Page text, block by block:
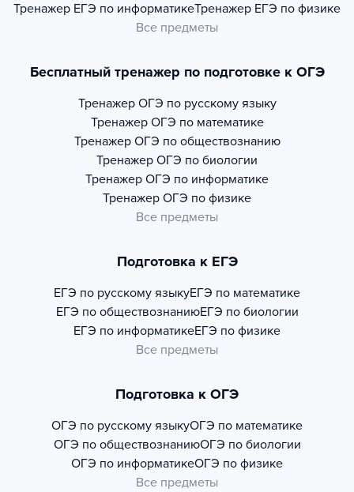
Тренажер ЕГЭ по информатикеТренажер ЕГЭ по физике
Все предметы
Бесплатный тренажер по подготовке к ОГЭ
Тренажер ОГЭ по русскому языку
Тренажер ОГЭ по математике
Тренажер ОГЭ по обществознанию
Тренажер ОГЭ по биологии
Тренажер ОГЭ по информатике
Тренажер ОГЭ по физике
Все предметы
Подготовка к ЕГЭ
ЕГЭ по русскому языкуЕГЭ по математике
ЕГЭ по обществознаниюЕГЭ по биологии
ЕГЭ по информатикеЕГЭ по физике
Все предметы
Подготовка к ОГЭ
ОГЭ по русскому языкуОГЭ по математике
ОГЭ по обществознаниюОГЭ по биологии
ОГЭ по информатикеОГЭ по физике
Все предметы